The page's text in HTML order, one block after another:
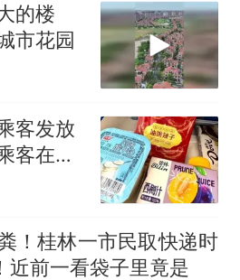
的楼
市花园
客发放
客在飞
！乘
并非每
梅汁
！桂林一市民取快递时
近前一看袋子里竟是